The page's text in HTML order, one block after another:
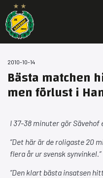
2010-10-14
Bästa matchen
men förlust i
I 37-38 minuter gör Sävehof
”Det här är de roligaste 20
flera år ur svensk synvinkel.”
”Den klart bästa insatsen